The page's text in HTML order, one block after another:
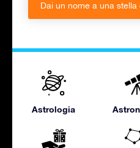
Dai un nome a una
Astrologia